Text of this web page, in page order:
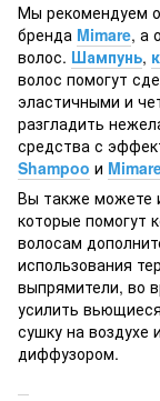
Мы рекомендуем
бренда Mimare, а
волос. Шампунь,
волос помогут
эластичными и
разгладить
средства с
Shampoo и
Вы также можете
которые помогут
волосам
использования
выпрямители, во
усилить
сушку на воздухе
диффузором.